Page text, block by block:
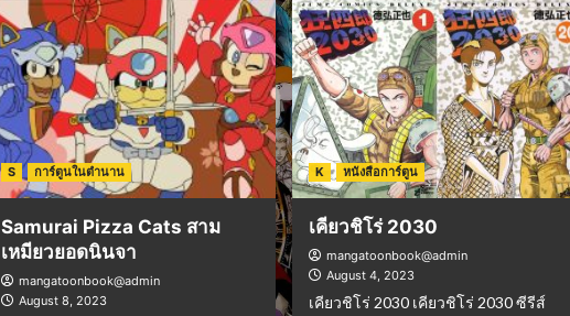
S การ์ตูนในตำนาน
Samurai Pizza Cats สาม
เหมียวยอดนินจา
mangatoonbook@admin
August 8, 2023
K หนังสือการ์ตูน
เคียวชิโร่ 2030
mangatoonbook@admin
August 4, 2023
เคียวชิโร่ 2030 เคียวชิโร่ 2030 ซีรีส์